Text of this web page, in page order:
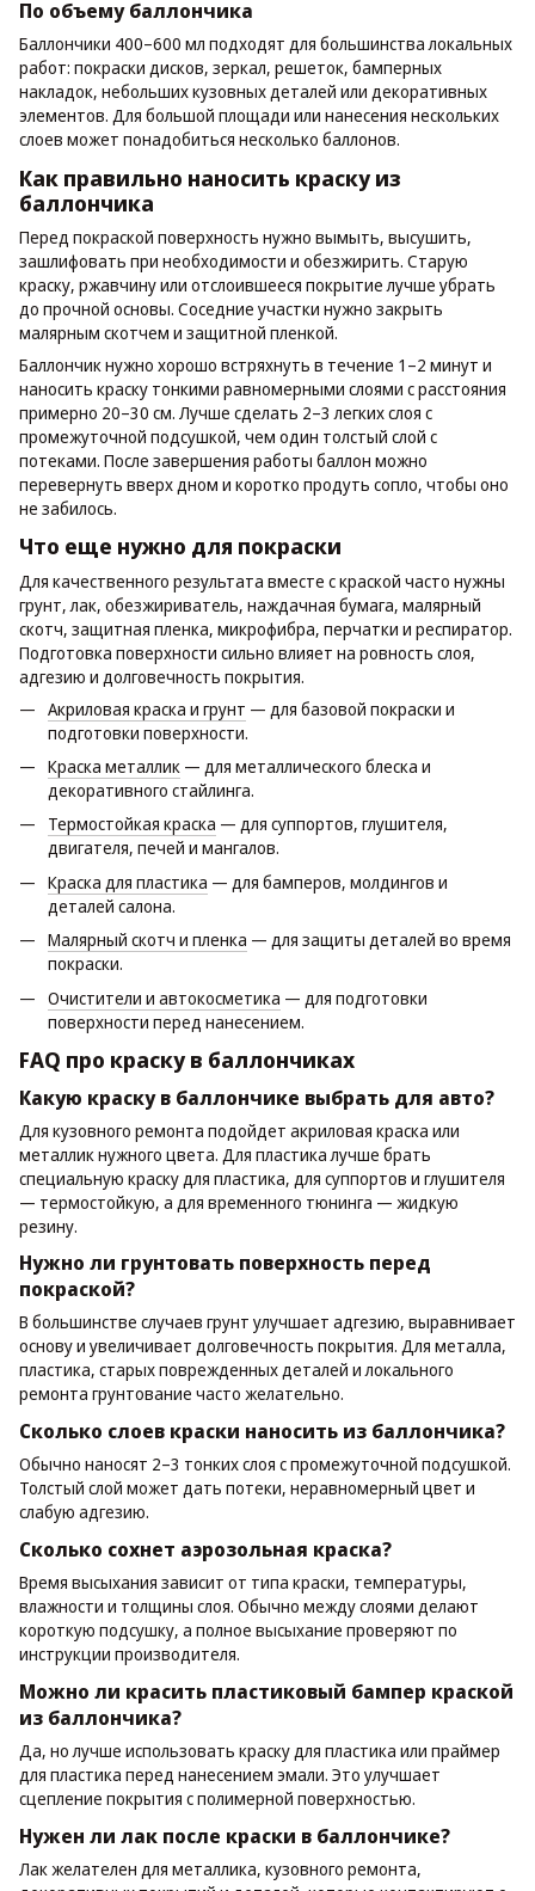
По объему баллончика
Баллончики 400–600 мл подходят для большинства локальных
работ: покраски дисков, зеркал, решеток, бамперных
накладок, небольших кузовных деталей или декоративных
элементов. Для большой площади или нанесения нескольких
слоев может понадобиться несколько баллонов.
Как правильно наносить краску из
баллончика
Перед покраской поверхность нужно вымыть, высушить,
зашлифовать при необходимости и обезжирить. Старую
краску, ржавчину или отслоившееся покрытие лучше убрать
до прочной основы. Соседние участки нужно закрыть
малярным скотчем и защитной пленкой.
Баллончик нужно хорошо встряхнуть в течение 1–2 минут и
наносить краску тонкими равномерными слоями с расстояния
примерно 20–30 см. Лучше сделать 2–3 легких слоя с
промежуточной подсушкой, чем один толстый слой с
потеками. После завершения работы баллон можно
перевернуть вверх дном и коротко продуть сопло, чтобы оно
не забилось.
Что еще нужно для покраски
Для качественного результата вместе с краской часто нужны
грунт, лак, обезжириватель, наждачная бумага, малярный
скотч, защитная пленка, микрофибра, перчатки и респиратор.
Подготовка поверхности сильно влияет на ровность слоя,
адгезию и долговечность покрытия.
Акриловая краска и грунт — для базовой покраски и
подготовки поверхности.
Краска металлик — для металлического блеска и
декоративного стайлинга.
Термостойкая краска — для суппортов, глушителя,
двигателя, печей и мангалов.
Краска для пластика — для бамперов, молдингов и
деталей салона.
Малярный скотч и пленка — для защиты деталей во время
покраски.
Очистители и автокосметика — для подготовки
поверхности перед нанесением.
FAQ про краску в баллончиках
Какую краску в баллончике выбрать для авто?
Для кузовного ремонта подойдет акриловая краска или
металлик нужного цвета. Для пластика лучше брать
специальную краску для пластика, для суппортов и глушителя
— термостойкую, а для временного тюнинга — жидкую
резину.
Нужно ли грунтовать поверхность перед
покраской?
В большинстве случаев грунт улучшает адгезию, выравнивает
основу и увеличивает долговечность покрытия. Для металла,
пластика, старых поврежденных деталей и локального
ремонта грунтование часто желательно.
Сколько слоев краски наносить из баллончика?
Обычно наносят 2–3 тонких слоя с промежуточной подсушкой.
Толстый слой может дать потеки, неравномерный цвет и
слабую адгезию.
Сколько сохнет аэрозольная краска?
Время высыхания зависит от типа краски, температуры,
влажности и толщины слоя. Обычно между слоями делают
короткую подсушку, а полное высыхание проверяют по
инструкции производителя.
Можно ли красить пластиковый бампер краской
из баллончика?
Да, но лучше использовать краску для пластика или праймер
для пластика перед нанесением эмали. Это улучшает
сцепление покрытия с полимерной поверхностью.
Нужен ли лак после краски в баллончике?
Лак желателен для металлика, кузовного ремонта,